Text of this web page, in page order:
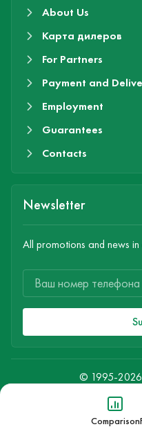
Comparison
About Us
Карта дилеров
For Partners
Payment and
Employment
Guarantees
Contacts
Newsletter
All promotions and news
© 1995-2026
All